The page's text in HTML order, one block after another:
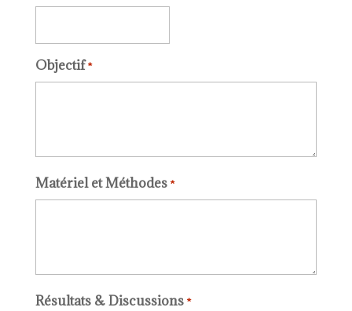
Objectif *
Matériel et Méthodes *
Résultats & Discussions *